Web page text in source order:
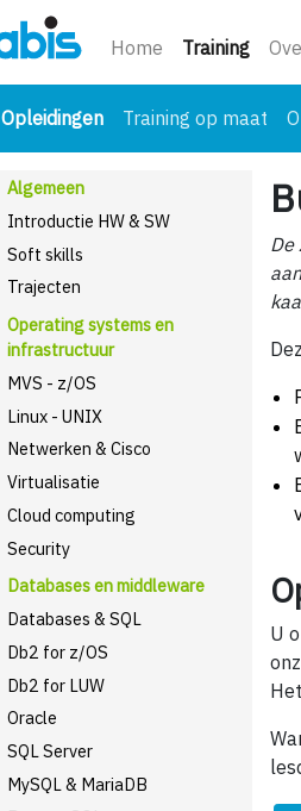
Home Training
Opleidingen(huidige)
Training op maat
Algemeen
Introductie HW & SW
Soft skills
Trajecten
Operating systems en
infrastructuur
MVS - z/OS
Linux - UNIX
Netwerken & Cisco
Virtualisatie
Cloud computing
Security
Databases en middleware
Databases & SQL
Db2 for z/OS
Db2 for LUW
Oracle
SQL Server
MySQL & MariaDB
De
U